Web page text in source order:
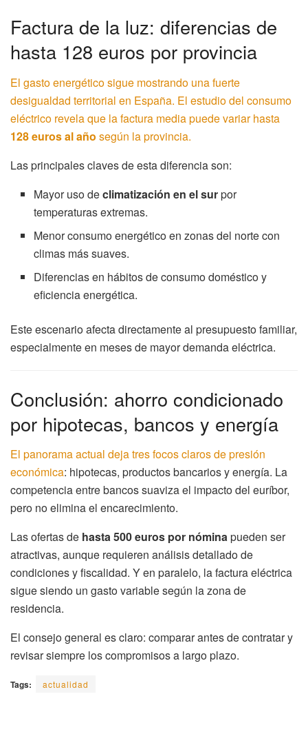
Factura de la luz: diferencias de
hasta 128 euros por provincia
El gasto energético sigue mostrando una fuerte
desigualdad territorial en España. El estudio del consumo
eléctrico revela que la factura media puede variar hasta
128 euros al año según la provincia.
Las principales claves de esta diferencia son:
Mayor uso declimatización en el surpor
temperaturas extremas.
Menor consumo energético en zonas del norte con
climas más suaves.
Diferencias en hábitos de consumo doméstico y
eficiencia energética.
Este escenario afecta directamente al presupuesto familiar,
especialmente en meses de mayor demanda eléctrica.
Conclusión: ahorro condicionado
por hipotecas, bancos y energía
El panorama actual deja tres focos claros de presión
económica: hipotecas, productos bancarios y energía. La
competencia entre bancos suaviza el impacto del euríbor,
pero no elimina el encarecimiento.
Las ofertas de hasta 500 euros por nóminapueden ser
atractivas, aunque requieren análisis detallado de
condiciones y fiscalidad. Y en paralelo, la factura eléctrica
sigue siendo un gasto variable según la zona de
residencia.
El consejo general es claro: comparar antes de contratar y
revisar siempre los compromisos a largo plazo.
Tags: actualidad